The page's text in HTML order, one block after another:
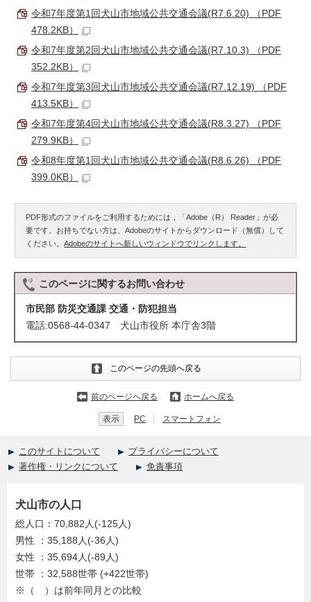
令和7年度第1回犬山市地域公共交通会議(R7.6.20) （PDF
478.2KB）
令和7年度第2回犬山市地域公共交通会議(R7.10.3) （PDF
352.2KB）
令和7年度第3回犬山市地域公共交通会議(R7.12.19) （PDF
413.5KB）
令和7年度第4回犬山市地域公共交通会議(R8.3.27) （PDF
279.9KB）
令和8年度第1回犬山市地域公共交通会議(R8.6.26) （PDF
399.0KB）
PDF形式のファイルをご利用するためには，「Adobe（R） Reader」が必
要です。お持ちでない方は、Adobeのサイトからダウンロード（無償）して
ください。Adobeのサイトへ新しいウィンドウでリンクします。
このページに関するお問い合わせ
市民部 防災交通課 交通・防犯担当
電話:0568-44-0347 犬山市役所 本庁舎3階
このページの先頭へ戻る
前のページへ戻る ホームへ戻る
表示 PC スマートフォン
このサイトについて
プライバシーについて
著作権・リンクについて
免責事項
犬山市の人口
総人口：70,882人(-125人)
男性 ：35,188人(-36人)
女性 ：35,694人(-89人)
世帯 ：32,588世帯 (+422世帯)
※（ ）は前年同月との比較